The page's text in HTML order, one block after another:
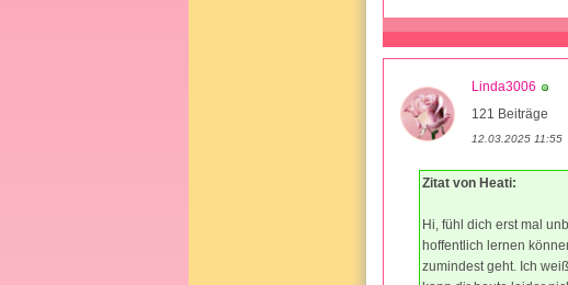
Linda3006
121 Beiträge
12.03.2025 11:55
Zitat von Heati:
Hi, fühl dich erst mal
hoffentlich lernen
zumindest geht. Ich